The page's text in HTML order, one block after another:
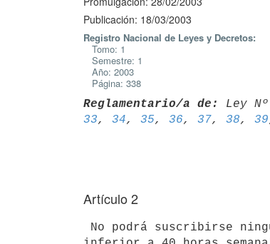
Publicación: 18/03/2003
Registro Nacional de Leyes y Decretos:
Tomo: 1
Semestre: 1
Año: 2003
Página: 338
Reglamentario/a de: Ley
33, 34, 35, 36, 37, 38, 39
Artículo 2